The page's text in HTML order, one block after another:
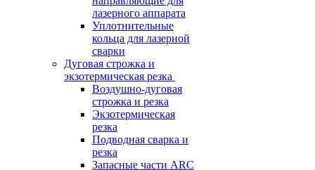
лазерного аппарата
Уплотнительные
кольца для лазерной
сварки
Дуговая строжка и
экзотермическая резка
Воздушно-дуговая
строжка и резка
Экзотермическая
резка
Подводная сварка и
резка
Запасные части ARC